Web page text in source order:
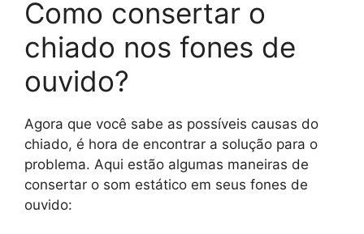
Como consertar o
chiado nos fones de
ouvido?
Agora que você sabe as possíveis causas do
chiado, é hora de encontrar a solução para o
problema. Aqui estão algumas maneiras de
consertar o som estático em seus fones de
ouvido: